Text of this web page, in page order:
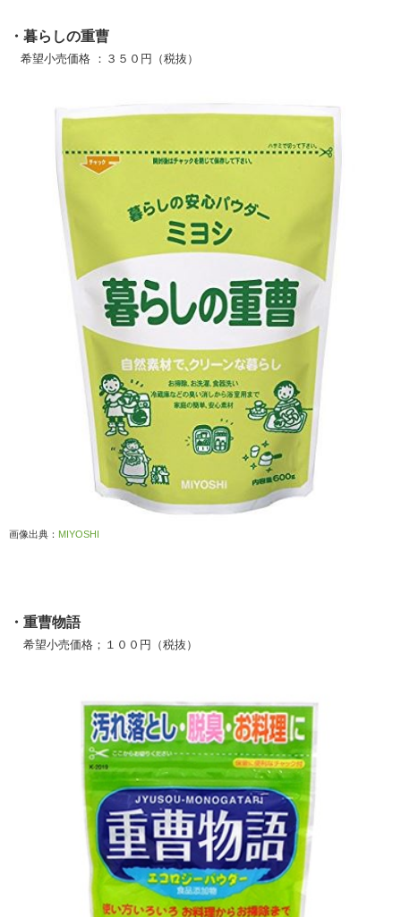
・暮らしの重曹
希望小売価格 ：３５０円（税抜）
画像出典： MIYOSHI
・重曹物語
希望小売価格；１００円（税抜）